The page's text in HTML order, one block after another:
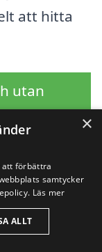
att hitta
utan
×
att förbättra
samtycker
Läs mer
ALLT